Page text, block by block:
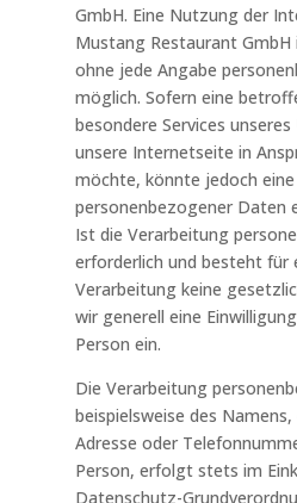
GmbH. Eine Nutzung der
Mustang Restaurant
ohne jede Angabe
möglich. Sofern eine
besondere Services
unsere Internetseite in
möchte, könnte jedoch
personenbezogener Daten
Ist die Verarbeitung
erforderlich und besteht für
Verarbeitung keine
wir generell eine
Person ein.
Die Verarbeitung
beispielsweise des
Adresse oder
Person, erfolgt stets im
Datenschutz-